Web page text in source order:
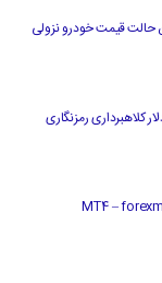
حالت قیمت خودرو نزولی
پرتغالی را با 580 میلیون دلار کلاهبرداری رمزنگاری